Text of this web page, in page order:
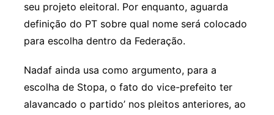
seu projeto eleitoral. Por enquanto, aguarda
definição do PT sobre qual nome será colocado
para escolha dentro da Federação.
Nadaf ainda usa como argumento, para a
escolha de Stopa, o fato do vice-prefeito ter
alavancado o partido’ nos pleitos anteriores, ao